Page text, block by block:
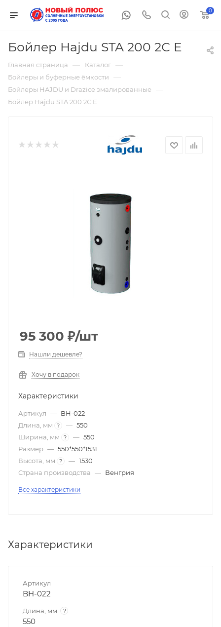
0
Бойлер Hajdu STA 200 2С E
Главная страница — Каталог —
Бойлеры и буферные ёмкости —
Бойлеры HAJDU и Drazice эмалированные —
Бойлер Hajdu STA 200 2С E
95 300 ₽/шт
Нашли дешевле?
Хочу в подарок
Характеристики
Артикул — BH-022
Длина, мм
? — 550
Ширина, мм
? — 550
Размер — 550*550*1531
Высота, мм
? — 1530
Страна производства — Венгрия
Все характеристики
Характеристики
Артикул
BH-022
Длина, мм ?
550